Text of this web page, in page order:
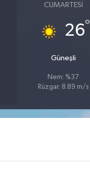
CUMARTESI
26°
Güneşli
Nem: %37
Rüzgar: 8.89 m/s